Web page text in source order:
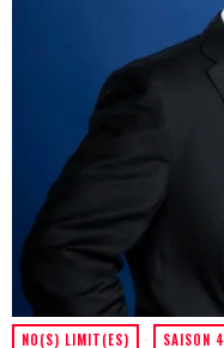
NO(S) LIMIT(ES) · SAISON 4